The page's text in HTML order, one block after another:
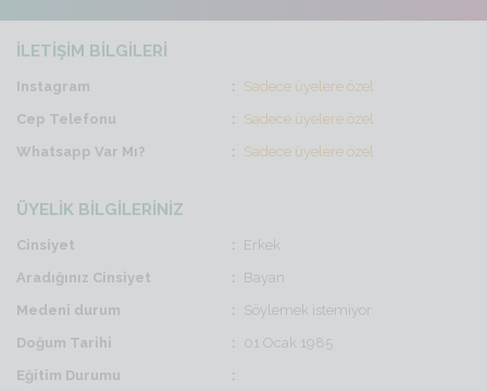
İLETİŞİM BİLGİLERİ
Instagram
Sadece üyelere özel
Cep Telefonu
Sadece üyelere özel
Whatsapp Var Mı?
Sadece üyelere özel
ÜYELİK BİLGİLERİNİZ
Cinsiyet
Erkek
Aradığınız Cinsiyet
Bayan
Medeni durum
Söylemek istemiyor
Doğum Tarihi
01 Ocak 1985
Eğitim Durumu